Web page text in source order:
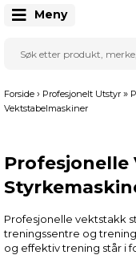
Meny
Forside › Profesjonelt Utstyr »
Vektstabelmaskiner
Profesjonelle vektstakk
treningssentre og
og effektiv trening står i